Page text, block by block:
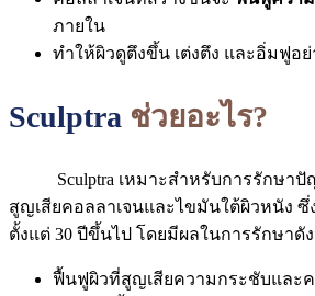
ภายใน
ทำให้ผิวดูตึงขึ้น เต่งตึง และอิ่มฟูอย่
Sculptra ช่วยอะไร?
Sculptra เหมาะสำหรับการรักษาปัญ
สูญเสียคอลลาเจนและไขมันใต้ผิวหนัง
ตั้งแต่ 30 ปีขึ้นไป โดยมีผลในการรักษาดั
ฟื้นฟูผิวที่สูญเสียความกระชับและ